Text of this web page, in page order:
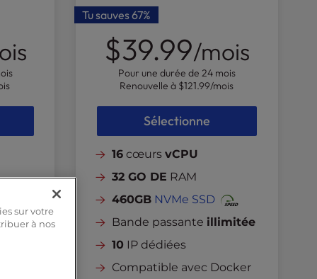
Tu sauves67%
$39.99/mois
Pour une durée de 24 mois
Renouvelle à $121.99/mois
Sélectionne
16 cœursvCPU
32 GO DE RAM
460GB NVMe SSD
Bande passante illimitée
10 IP dédiées
Compatible avec Docker
sur votre
à nos